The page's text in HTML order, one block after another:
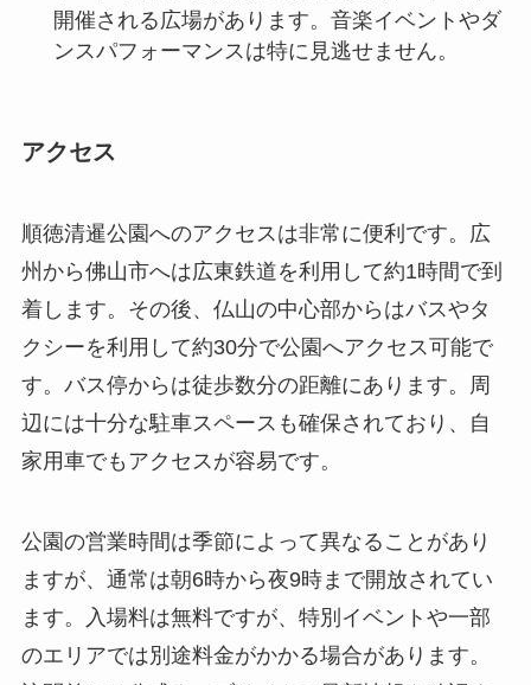
順徳清暹公園へのアクセスは非常に便利です。広
クシーを利用して約30分で公園へアクセス可能で
辺には十分な駐車スペースも確保されており、自
家用車でもアクセスが容易です。
公園の営業時間は季節によって異なることがあり
ますが、通常は朝6時から夜9時まで開放されてい
ます。入場料は無料ですが、特別イベントや一部
のエリアでは別途料金がかかる場合があります。
ることをお勧めします。
周辺環境